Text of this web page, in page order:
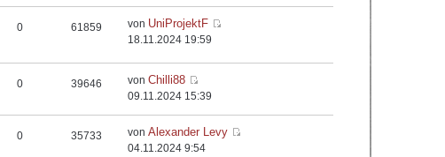
0 61859 von UniProjektF
18.11.2024 19:59
0 39646 vonChilli88
09.11.2024 15:39
0 35733 vonAlexander Levy
04.11.2024 9:54